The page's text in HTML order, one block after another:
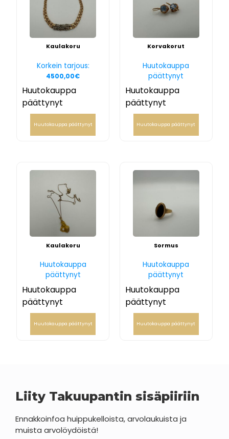
Kaulakoru
Korkein tarjous:
4500,00€
Huutokauppa
päättynyt
Huutokauppa päättynyt
Korvakorut
Huutokauppa
päättynyt
Huutokauppa
päättynyt
Huutokauppa päättynyt
Kaulakoru
Huutokauppa
päättynyt
Huutokauppa
päättynyt
Huutokauppa päättynyt
Sormus
Huutokauppa
päättynyt
Huutokauppa
päättynyt
Huutokauppa päättynyt
Liity Takuupantin sisäpiiriin
Ennakkoinfoa huippukelloista, arvolaukuista ja
muista arvolöydöistä!